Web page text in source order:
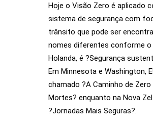
Hoje o Visão Zero é aplicado
sistema de segurança com
trânsito que pode ser
nomes diferentes conforme o
Holanda, é ?Segurança
Em Minnesota e Washington,
chamado ?A Caminho de Zero
Mortes? enquanto na Nova
?Jornadas Mais Seguras?.